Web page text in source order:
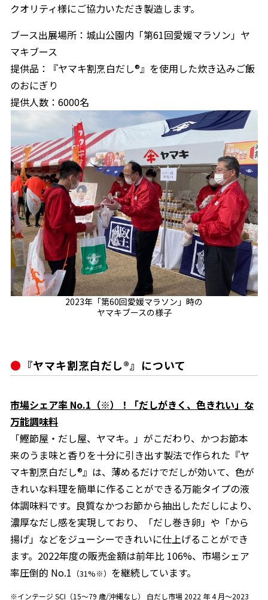
だし粉
商品情報一覧
おすすめサイト
新鮮一番
氷熟®︎
だしパック
クオリティ様にご協力いただき製造します。
ブース出展場所：城山公園内「第61回愛媛マラソン」ヤ
マキブース
提供品：『ヤマキ割烹白だし®』を使用した炊き込みご飯
のおにぎり
提供人数：6000名
2023年「第60回愛媛マラソン」時の
ヤマキブースの様子
『ヤマキ割烹白だし®』について
市場シェア率 No.1（※）！「だしがきく、色きれい」な
万能調味料
「鰹節屋・だし屋、ヤマキ。」がこだわり、かつお節本
来のうま味と香りを十分に引き出す製法で作られた『ヤ
マキ割烹白だし®』は、薄めるだけでだしが効いて、色が
きれいな料理を簡単に作ることができる万能タイプの液
体調味料です。良質なかつお節から抽出しただしにより、
濃厚なだし感を実現しており、「だし巻き卵」や「から
揚げ」などをジューシーできれいに仕上げることができ
ます。2022年度の販売金額は前年比 106%、市場シェア
率圧倒的 No.1 （31%※） を継続しています。
※インテージ SCI（15～79 歳/沖縄なし） 白だし市場 2022 年 4 月～2023